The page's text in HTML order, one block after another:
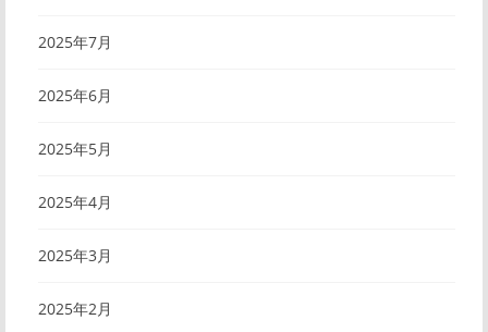
2025年7月
2025年6月
2025年5月
2025年4月
2025年3月
2025年2月